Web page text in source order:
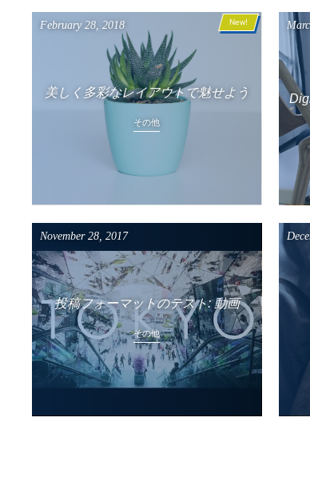
February 28,2018
美しく多彩なレイアウトで魅せよう
その他
New!
November 28 ,2017
投稿フォーマットのテスト: 動画
その他